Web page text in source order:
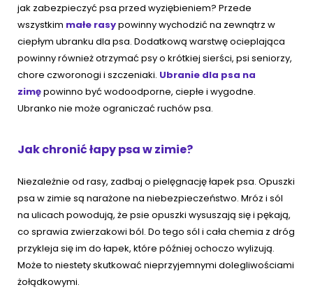
jak zabezpieczyć psa przed wyziębieniem? Przede
wszystkim małe rasypowinny wychodzić na zewnątrz w
ciepłym ubranku dla psa. Dodatkową warstwę ocieplająca
powinny również otrzymać psy o krótkiej sierści, psi seniorzy,
chore czworonogi i szczeniaki. Ubranie dla psa na
zimępowinno być wodoodporne, ciepłe i wygodne.
Ubranko nie może ograniczać ruchów psa.
Jak chronić łapy psa w zimie?
Niezależnie od rasy, zadbaj o pielęgnację łapek psa. Opuszki
psa w zimie są narażone na niebezpieczeństwo. Mróz i sól
na ulicach powodują, że psie opuszki wysuszają się i pękają,
co sprawia zwierzakowi ból. Do tego sól i cała chemia z dróg
przykleja się im do łapek, które później ochoczo wylizują.
Może to niestety skutkować nieprzyjemnymi dolegliwościami
żołądkowymi.